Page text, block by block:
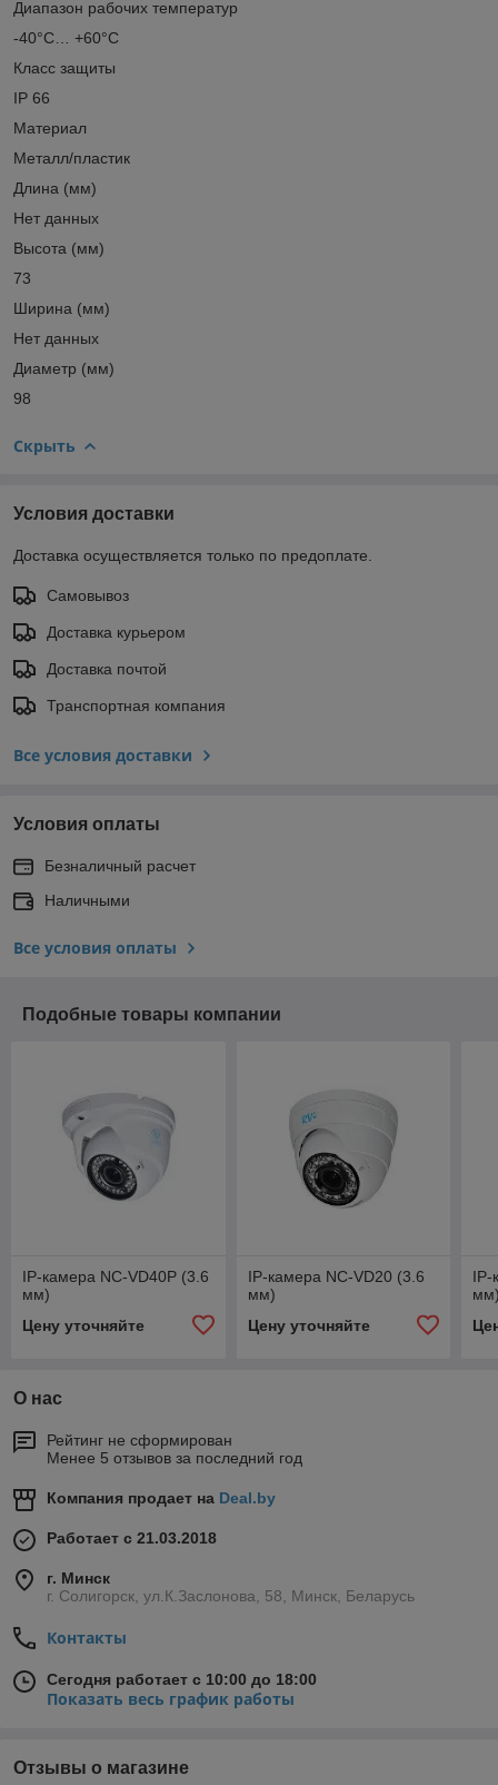
Диапазон рабочих температур
-40°С… +60°С
Класс защиты
IP 66
Материал
Металл/пластик
Длина (мм)
Нет данных
Высота (мм)
73
Ширина (мм)
Нет данных
Диаметр (мм)
98
Скрыть
Условия доставки
Доставка осуществляется только по предоплате.
Самовывоз
Доставка курьером
Доставка почтой
Транспортная компания
Все условия доставки
Условия оплаты
Безналичный расчет
Наличными
Все условия оплаты
Подобные товары компании
IP-камера NC-VD40P (3.6
мм)
Цену уточняйте
IP-камера NC-VD20 (3.6
мм)
Цену уточняйте
IP-
О нас
Рейтинг не сформирован
Менее 5 отзывов за последний год
Компания продает на Deal.by
Работает с 21.03.2018
г. Минск
г. Солигорск, ул.К.Заслонова, 58, Минск, Беларусь
Контакты
Сегодня работает с 10:00 до 18:00
Показать весь график работы
Отзывы о магазине